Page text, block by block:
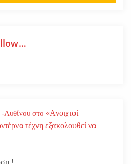
-Αυθίνου στο «Ανοιχτοί
τέχνη εξακολουθεί να